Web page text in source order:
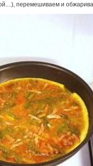
перемешиваем и